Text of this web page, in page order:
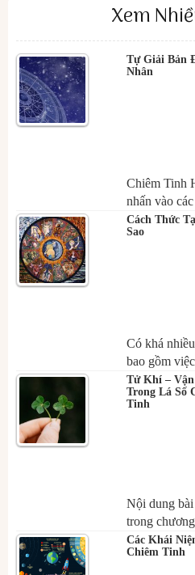
Xem
Tự Giải Bản
Nhân
Chiêm Tinh
nhấn vào
Cách Thức
Sao
Có khá
bao gồm
Tử Khí –
Trong Lá Số
Tinh
Nội dung
trong
Các Khái
Chiêm Tinh